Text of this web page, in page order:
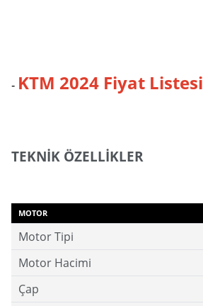
- KTM 2024 Fiyat Listesi
TEKNİK ÖZELLİKLER
MOTOR
Motor Tipi
Motor Hacimi
Çap